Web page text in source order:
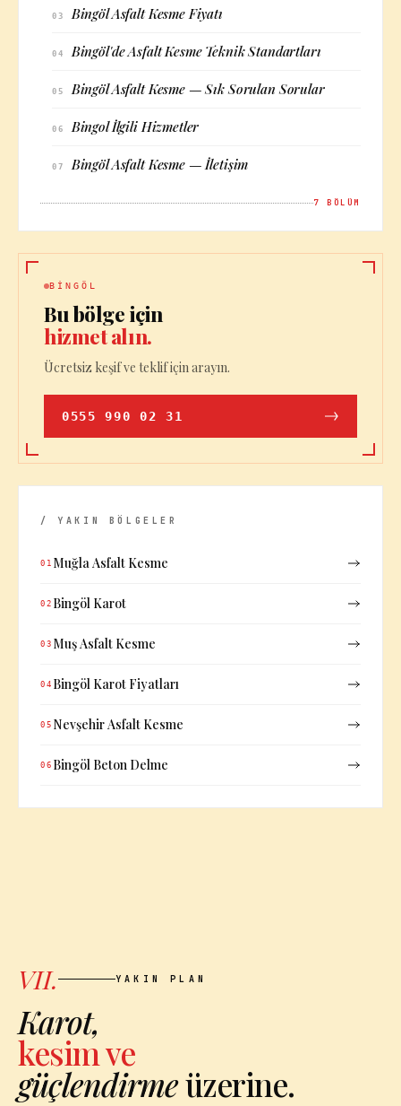
03 Bingöl Asfalt Kesme Fiyatı
04 Bingöl'de Asfalt Kesme Teknik Standartları
05 Bingöl Asfalt Kesme — Sık Sorulan Sorular
06 Bingol İlgili Hizmetler
07 Bingöl Asfalt Kesme — İletişim
7 BÖLÜM
BINGÖL
Bu bölge için
hizmet alın.
Ücretsiz keşif ve teklif için arayın.
0555 990 02 31
/ YAKIN BÖLGELER
01 Muğla Asfalt Kesme
02 Bingöl Karot
03 Muş Asfalt Kesme
04 Bingöl Karot Fiyatları
05 Nevşehir Asfalt Kesme
06 Bingöl Beton Delme
VII. YAKIN PLAN
Karot,
kesim ve
güçlendirmeüzerine.